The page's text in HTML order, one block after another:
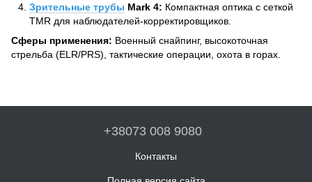
Зрительные трубы Mark 4: Компактная оптика с сеткой
TMR для наблюдателей-корректировщиков.
Сферы применения: Военный снайпинг, высокоточная
стрельба (ELR/PRS), тактические операции, охота в горах.
+38073 008 9080
Контакты